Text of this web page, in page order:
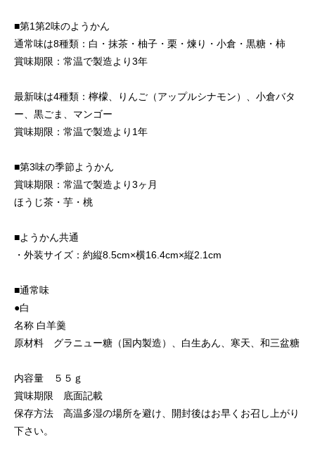
■第1第2味のようかん
通常味は8種類：白・抹茶・柚子・栗・煉り・小倉・黒糖・柿
賞味期限：常温で製造より3年
最新味は4種類：檸檬、りんご（アップルシナモン）、小倉バタ
ー、黒ごま、マンゴー
賞味期限：常温で製造より1年
■第3味の季節ようかん
賞味期限：常温で製造より3ヶ月
ほうじ茶・芋・桃
■ようかん共通
・外装サイズ：約縦8.5cm×横16.4cm×縦2.1cm
■通常味
●白
名称 白羊羹
原材料 グラニュー糖（国内製造）、白生あん、寒天、和三盆糖
内容量 ５５ｇ
賞味期限 底面記載
保存方法 高温多湿の場所を避け、開封後はお早くお召し上がり
下さい。